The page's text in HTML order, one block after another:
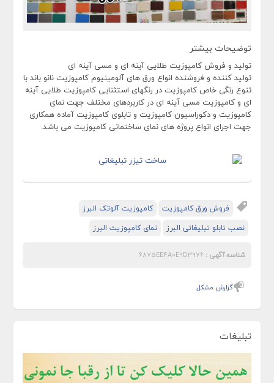
توضیحات بیشتر
تولید و فروش کامپوزیت طلایی آینه ای و مسی آینه ای
تولید کننده و فروشنده انواع ورق های آلومینیوم کامپوزیت نانو باند با
تنوع رنگی خاص کامپوزیت در رنگهای استثنایی کامپوزیت طلایی آینه
ای و کامپوزیت مسی آینه ای در کاربردهای مختلف جهت نمای
کامپوزیت و دکوراسیون کامپوزیت و تابلوی کامپوزیت آماده همکاری
جهت اجرای انواع پروژه های نمای ساختمانی کامپوزیت می باشد.
فروش ورق کامپوزیت
کامپوزیت آلوتک البرز
نصب تابلو تبلیغاتی البرز
نمای کامپوزیت البرز
شناسه آگهی :
گزارش مشکل
تبلیغات